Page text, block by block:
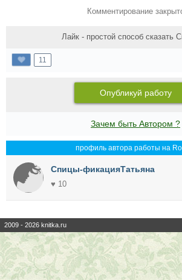
Комментирование
Лайк - простой способ сказать
11
Опубликуй работу
Зачем быть Автором ?
профиль автора работы на
Спицы-фикацияТатьяна
♥ 10
2009 - 2026 knitka.ru